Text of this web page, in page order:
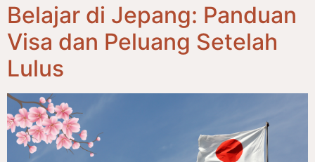
Belajar di Jepang: Panduan
Visa dan Peluang Setelah
Lulus